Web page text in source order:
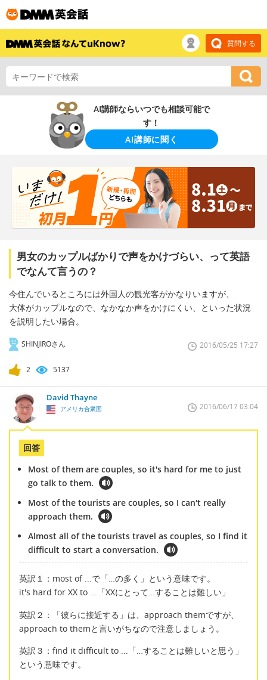
質問する
AI講師ならいつでも相談可能で
す！
AI講師に聞く
男女のカップルばかりで声をかけづらい、って英語
でなんて言うの？
今住んでいるところには外国人の観光客がかなりいますが、
大体がカップルなので、なかなか声をかけにくい、といった状況
を説明したい場合。
SHINJIROさん 2016/05/25 17:27
2 5137
David Thayne
アメリカ合衆国 2016/06/17 03:04
回答
Most of them are couples, so it's hard for me to just
go talk to them.
Most of the tourists are couples, so I can't really
approach them.
Almost all of the tourists travel as couples, so I find it
difficult to start a conversation.
英訳１：most of ...で「…の多く」という意味です。
it's hard for XX to ...「XXにとって…することは難しい」
英訳２：「彼らに接近する」は、approach themですが、
approach to themと言いがちなので注意しましょう。
英訳３：find it difficult to ...「…することは難しいと思う」
という意味です。